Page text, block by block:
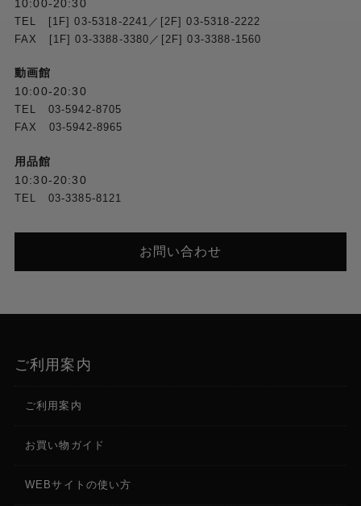
10:00-20:30
TEL [1F] 03-5318-2241／[2F] 03-5318-2222
FAX [1F] 03-3388-3380／[2F] 03-3388-1560
動画館
10:00-20:30
TEL 03-5942-8705
FAX 03-5942-8965
用品館
10:30-20:30
TEL 03-3385-8121
お問い合わせ
ご利用案内
ご利用案内
お買い物ガイド
WEBサイトの使い方